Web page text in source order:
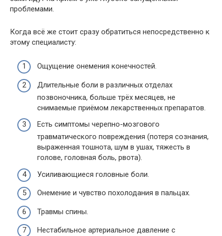
проблемами.
Когда всё же стоит сразу обратиться непосредственно к
этому специалисту:
Ощущение онемения конечностей.
Длительные боли в различных отделах
позвоночника, больше трёх месяцев, не
снимаемые приёмом лекарственных препаратов.
Есть симптомы черепно-мозгового
травматического повреждения (потеря сознания,
выраженная тошнота, шум в ушах, тяжесть в
голове, головная боль, рвота).
Усиливающиеся головные боли.
Онемение и чувство похолодания в пальцах.
Травмы спины.
Нестабильное артериальное давление с